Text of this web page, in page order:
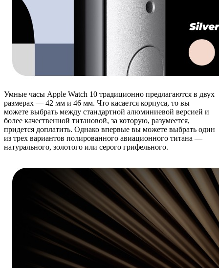
Умные часы Apple Watch 10 традиционно предлагаются в двух
размерах — 42 мм и 46 мм. Что касается корпуса, то вы
можете выбрать между стандартной алюминиевой версией и
более качественной титановой, за которую, разумеется,
придется доплатить. Однако впервые вы можете выбрать один
из трех вариантов полированного авиационного титана —
натурального, золотого или серого грифельного.